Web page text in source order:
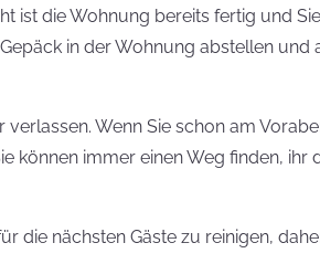
ist die Wohnung bereits fertig und Sie
in der Wohnung abstellen und
Wenn Sie schon am
können immer einen Weg finden, ihr
die nächsten Gäste zu reinigen,